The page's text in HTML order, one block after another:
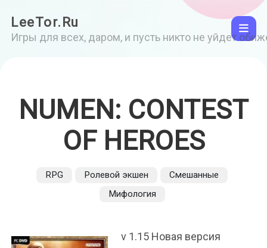
LeeTor.Ru
Игры для всех, даром, и пусть никто не уйдет
NUMEN: CONTEST
OF HEROES
RPG Ролевой экшен
Смешанные
Мифология
v 1.15 Новая версия